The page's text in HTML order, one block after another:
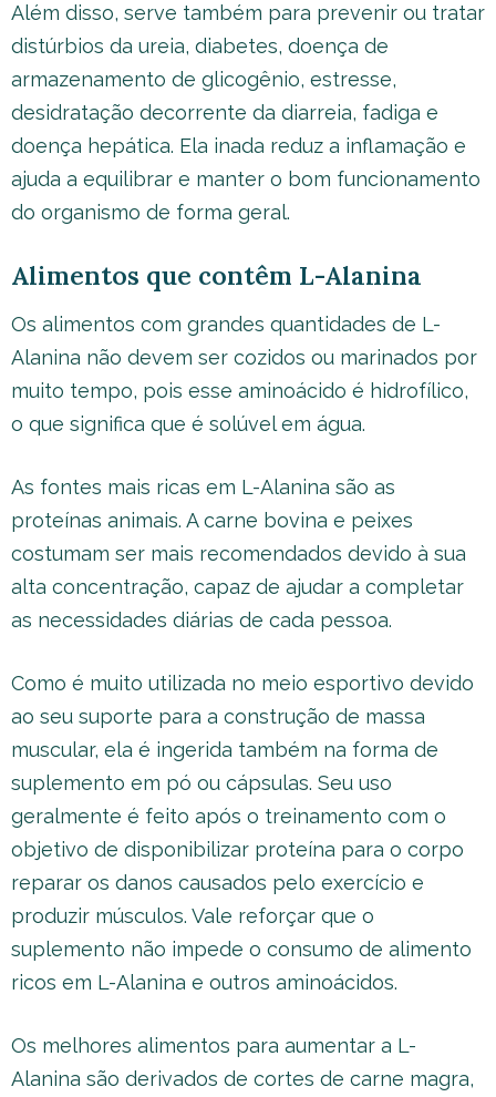
Além disso, serve também para prevenir ou tratar
distúrbios da ureia, diabetes, doença de
armazenamento de glicogênio, estresse,
desidratação decorrente da diarreia, fadiga e
doença hepática. Ela inada reduz a inflamação e
ajuda a equilibrar e manter o bom funcionamento
do organismo de forma geral.
Alimentos que contêm L-Alanina
Os alimentos com grandes quantidades de L-
Alanina não devem ser cozidos ou marinados por
muito tempo, pois esse aminoácido é hidrofílico,
o que significa que é solúvel em água.
As fontes mais ricas em L-Alanina são as
proteínas animais. A carne bovina e peixes
costumam ser mais recomendados devido à sua
alta concentração, capaz de ajudar a completar
as necessidades diárias de cada pessoa.
Como é muito utilizada no meio esportivo devido
ao seu suporte para a construção de massa
muscular, ela é ingerida também na forma de
suplemento em pó ou cápsulas. Seu uso
geralmente é feito após o treinamento com o
objetivo de disponibilizar proteína para o corpo
reparar os danos causados pelo exercício e
produzir músculos. Vale reforçar que o
suplemento não impede o consumo de alimento
ricos em L-Alanina e outros aminoácidos.
Os melhores alimentos para aumentar a L-
Alanina são derivados de cortes de carne magra,